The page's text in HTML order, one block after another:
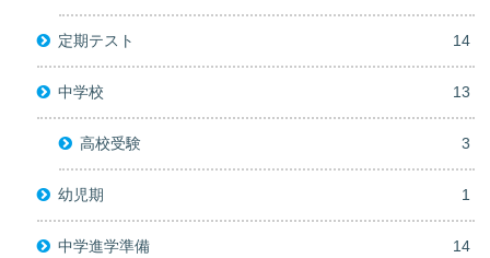
定期テスト 14
中学校 13
高校受験 3
幼児期 1
中学進学準備 14